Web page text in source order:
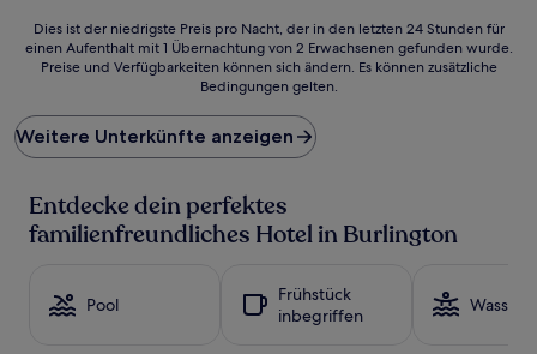
Dies
ist
Preis
pro
Nacht,
den
letzten
einen
Dies ist der niedrigste Preis pro Nacht, der in den letzten 24 Stunden für
einen Aufenthalt mit 1 Übernachtung von 2 Erwachsenen gefunden wurde.
Preise und Verfügbarkeiten können sich ändern. Es können zusätzliche
Bedingungen gelten.
Weitere Unterkünfte anzeigen
Entdecke dein perfektes
familienfreundliches Hotel in Burlington
Pool
Frühstück
inbegriffen